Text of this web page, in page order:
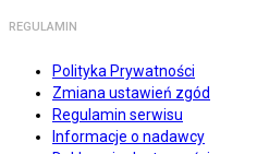
REGULAMIN
Polityka Prywatności
Zmiana ustawień zgód
Regulamin serwisu
Informacje o nadawcy